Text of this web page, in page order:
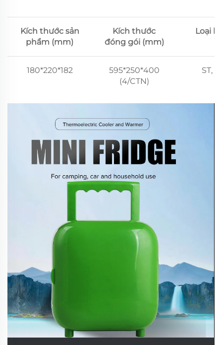
Kích thước sản
phẩm (mm)
Kích thước
đóng gói (mm)
Loại
180*220*182
595*250*400
(4/CTN)
ST,